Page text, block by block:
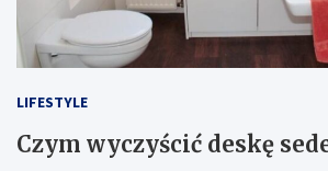
LIFESTYLE
Czym wyczyścić deskę